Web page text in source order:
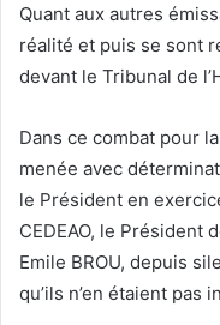
Quant aux autres
réalité et puis se sont
devant le Tribunal de
Dans ce combat pour
menée avec
le Président en
CEDEAO, le Président
Emile BROU, depuis
qu’ils n’en étaient pas